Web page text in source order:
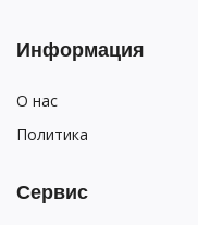
Информация
О нас
Политика
Сервис